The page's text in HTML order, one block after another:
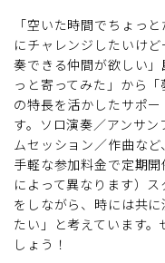
「空いた時間でちょっ
にチャレンジしたいけ
奏できる仲間が欲しい
っと寄ってみた」から
の特長を活かしたサポ
す。ソロ演奏／アンサ
ムセッション／作曲な
手軽な参加料金で定期
によって異なります）
をしながら、時には共
たい」と考えています
しょう！